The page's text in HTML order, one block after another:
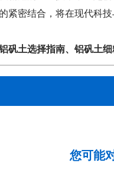
紧密结合，将在现代科
矾土选择指南、 铝矾土细
您可能